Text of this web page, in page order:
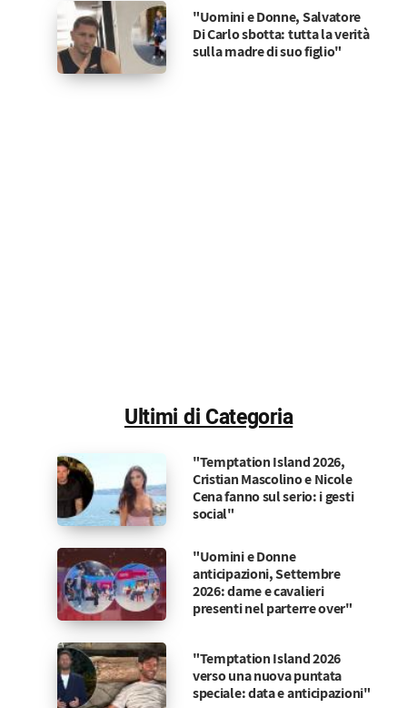
"Uomini e Donne, Salvatore
Di Carlo sbotta: tutta la verità
sulla madre di suo figlio"
Ultimi di Categoria
"Temptation Island 2026,
Cristian Mascolino e Nicole
Cena fanno sul serio: i gesti
social"
"Uomini e Donne
anticipazioni, Settembre
2026: dame e cavalieri
presenti nel parterre over"
"Temptation Island 2026
verso una nuova puntata
speciale: data e anticipazioni"